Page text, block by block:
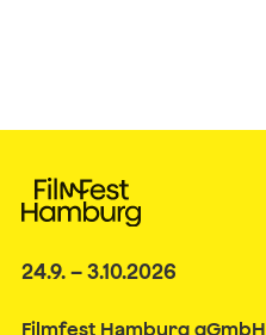
24.9. – 3.10.2026
Filmfest Hamburg gGmbH